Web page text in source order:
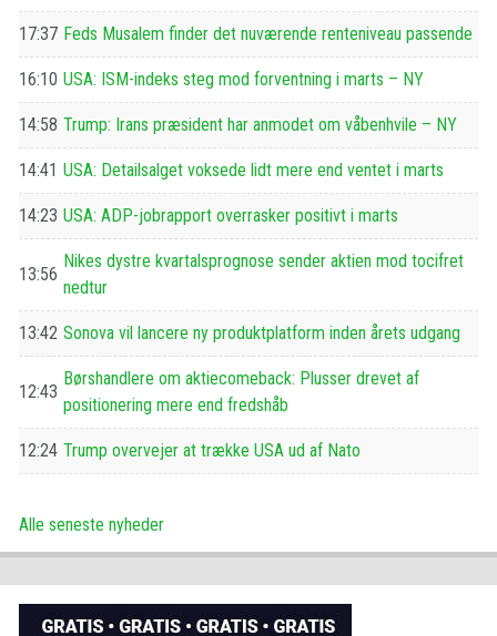
17:37 Feds Musalem finder det nuværende renteniveau passende
16:10 USA: ISM-indeks steg mod forventning i marts – NY
14:58 Trump: Irans præsident har anmodet om våbenhvile – NY
14:41 USA: Detailsalget voksede lidt mere end ventet i marts
14:23 USA: ADP-jobrapport overrasker positivt i marts
13:56
Nikes dystre kvartalsprognose sender aktien mod tocifret
nedtur
13:42 Sonova vil lancere ny produktplatform inden årets udgang
12:43
Børshandlere om aktiecomeback: Plusser drevet af
positionering mere end fredshåb
12:24 Trump overvejer at trække USA ud af Nato
Alle seneste nyheder